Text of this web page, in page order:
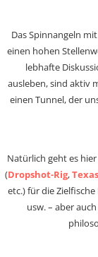
Das Spinnangeln
einen hohen
lebhafte
ausleben, sind aktiv
einen Tunnel, der
Natürlich geht es
(Dropshot-Rig,
etc.) für die Zielfische
usw. – aber